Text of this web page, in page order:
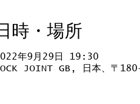
時・場所
年9月29日 19:30
JOINT GB, 日本、〒